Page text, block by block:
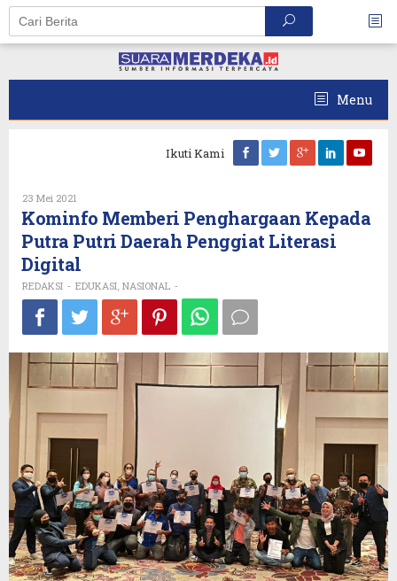
Skip
content
Menu
Ikuti Kami
23 Mei 2021
REDAKSI
Kominfo Memberi Penghargaan Kepada
Putra Putri Daerah Penggiat Literasi
Digital
REDAKSI - EDUKASI NASIONAL -